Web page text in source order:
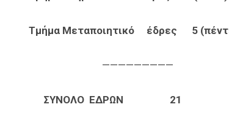
Τμήμα Μεταποιητικό έδρες 5
—————————
ΣΥΝΟΛΟ ΕΔΡΩΝ 21